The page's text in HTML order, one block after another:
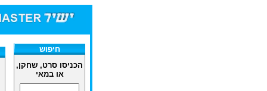
חיפוש
הכניסו סרט, שחקן,
או במאי